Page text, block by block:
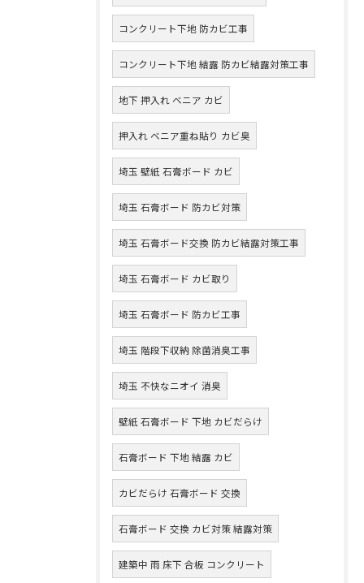
コンクリート下地 防カビ工事
コンクリート下地 結露 防カビ結露対策工事
地下 押入れ ベニア カビ
押入れ ベニア重ね貼り カビ臭
埼玉 壁紙 石膏ボード カビ
埼玉 石膏ボード 防カビ対策
埼玉 石膏ボード交換 防カビ結露対策工事
埼玉 石膏ボード カビ取り
埼玉 石膏ボード 防カビ工事
埼玉 階段下収納 除菌消臭工事
埼玉 不快なニオイ 消臭
壁紙 石膏ボード 下地 カビだらけ
石膏ボード 下地 結露 カビ
カビだらけ 石膏ボード 交換
石膏ボード 交換 カビ対策 結露対策
建築中 雨 床下 合板 コンクリート